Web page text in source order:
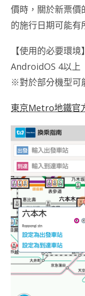
價時，關於新票價
的施行日期可能有
【使用的必要環境】
AndroidOS 4以上
※對於部分機型可
東京Metro地鐵官